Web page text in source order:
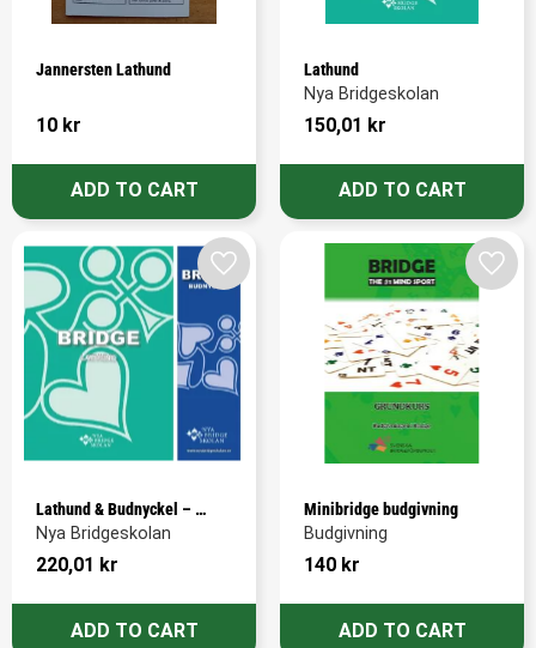
Jannersten Lathund
10 kr
Lathund
Nya Bridgeskolan
150,01 kr
Lathund & Budnyckel –
paket
Nya Bridgeskolan
220,01 kr
Add to favorites
Minibridge budgivning
Budgivning
140 kr
Add